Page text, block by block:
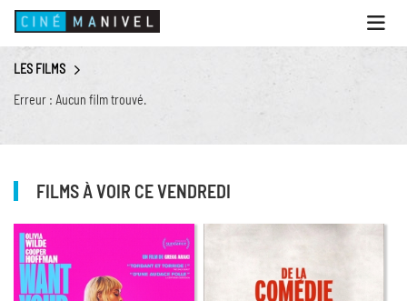
le
menu
ACCUEIL
PROGRAMME
ANIMATIONS
CINÉ CAFÉ | RESTAURANT
INFOS PRATIQUES
LES FILMS
Erreur : Aucun film trouvé.
FILMS À VOIR CE VENDREDI